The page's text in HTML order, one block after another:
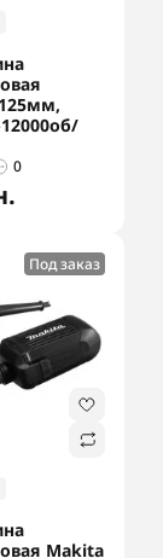
0
Под заказ
Makita